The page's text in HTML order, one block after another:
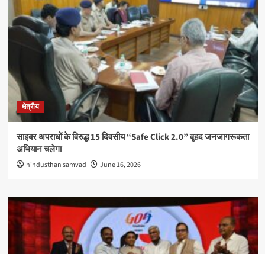
क्षेत्रीय
साइबर अपराधों के विरुद्ध 15 दिवसीय “Safe Click 2.0” वृहद जनजागरूकता
अभियान चलेगा
hindusthan samvad June 16, 2026